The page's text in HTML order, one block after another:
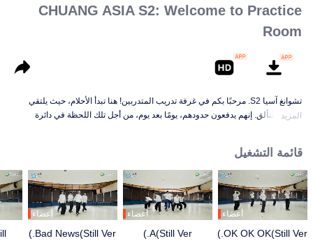
CHUANG ASIA S2: Welcome to Practice
Room
تشوانغ آسيا S2. مرحبًا بكم في غرفة تدريب المتدربين! هنا تبدأ الأحلام، حيث يلتقي
العرق بالتألق. إنهم يدفعون حدودهم، يومًا بعد يوم، من أجل تلك اللحظة في دائرة
المزيد
قائمة التشغيل
أعضاء
OK OK OK(Still Ver.)
أعضاء
A(Still Ver.)
أعضاء
Bad News(Still Ver.)